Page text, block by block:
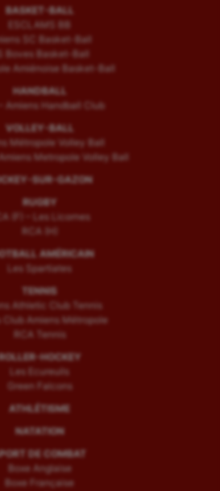
BASKET-BALL
ESCLAMS BB
SC Basket-Ball
Boves Basket-Ball
Amiénoise Basket-Ball
HANDBALL
Amiens Handball Club
VOLLEY-BALL
Métropole Volley Ball
Metropole Volley Ball
SUR-GAZON
RUGBY
(F) – Les Licornes
RCA (H)
AMÉRICAIN
Les Spartiates
TENNIS
Athletic Club Tennis
Club Amiens Métropole
RCA Tennis
HOCKEY
Les Ecureuils
Green Falcons
ATHLÉTISME
NATATION
DE COMBAT
Boxe Anglaise
Boxe Française